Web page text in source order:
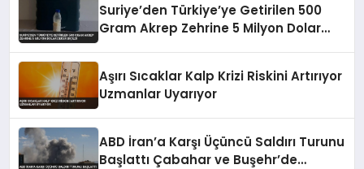
Suriye’den Türkiye’ye Getirilen 500
Gram Akrep Zehrine 5 Milyon Dolar
Aşırı Sıcaklar Kalp Krizi Riskini Artırıyor
Uzmanlar Uyarıyor
ABD İran’a Karşı Üçüncü Saldırı Turunu
Başlattı Çabahar ve Buşehr’de